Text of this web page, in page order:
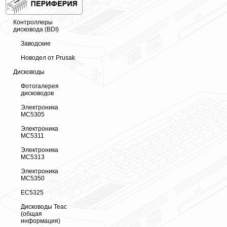
Контроллеры
дисковода (BDI)
Заводские
Новодел от Prusak
Дисководы
Фотогалерея
дисководов
Электроника
МС5305
Электроника
МС5311
Электроника
МС5313
Электроника
МС5350
ЕС5325
Дисководы Teac
(общая
информация)